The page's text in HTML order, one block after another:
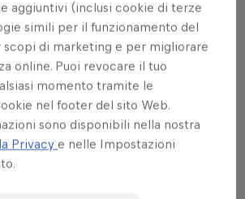
e inserito nel calendario del
a partire dall'anno successivo,
al compianto Angel Nietoè
iconici e famosi della storia
di pista del circuito di Jerez, il
da8 curve a destrae
da un, è lungo4,42 km.Il Gran
della
aggiuntivi (inclusi cookie di terze
simili per il funzionamento del
scopi di marketing e per migliorare
online. Puoi revocare il tuo
momento tramite le
nel footer del sito Web.
sono disponibili nella nostra
Privacye nelle Impostazioni